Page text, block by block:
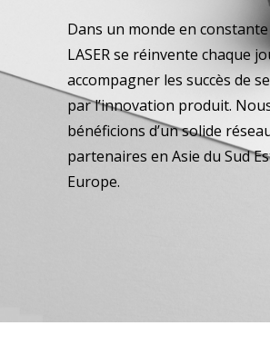
Dans un monde en
LASER se réinvente chaque
accompagner les succès de
par l’innovation produit.
bénéficions d’un solide
partenaires en Asie du Sud
Europe.